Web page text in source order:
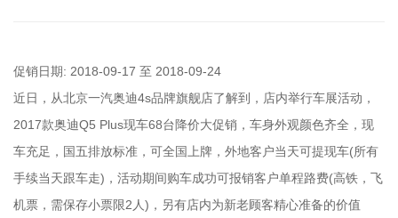
促销日期: 2018-09-17 至 2018-09-24
近日，从北京一汽奥迪4s品牌旗舰店了解到，店内举行车展活动，
2017款奥迪Q5 Plus现车68台降价大促销，车身外观颜色齐全，现
车充足，国五排放标准，可全国上牌，外地客户当天可提现车(所有
手续当天跟车走)，活动期间购车成功可报销客户单程路费(高铁，飞
机票，需保存小票限2人)，另有店内为新老顾客精心准备的价值